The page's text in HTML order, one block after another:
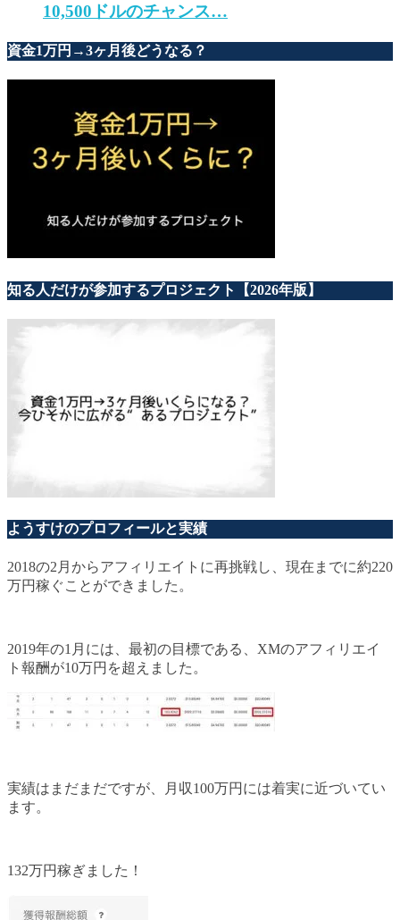
10,500ドルのチャンス…
資金1万円→3ヶ月後どうなる？
知る人だけが参加するプロジェクト【2026年版】
ようすけのプロフィールと実績
2018の2月からアフィリエイトに再挑戦し、現在までに約220
万円稼ぐことができました。
2019年の1月には、最初の目標である、XMのアフィリエイ
ト報酬が10万円を超えました。
実績はまだまだですが、月収100万円には着実に近づいてい
ます。
132万円稼ぎました！